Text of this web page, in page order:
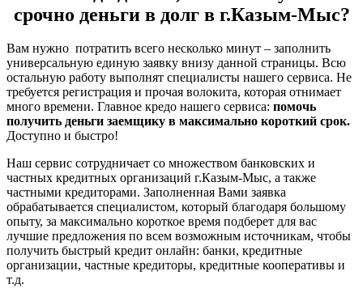
срочно деньги в долг в г.Казым-Мыс?
Вам нужно потратить всего несколько минут – заполнить
универсальную единую заявку внизу данной страницы. Всю
остальную работу выполнят специалисты нашего сервиса. Не
требуется регистрация и прочая волокита, которая отнимает
много времени. Главное кредо нашего сервиса: помочь
получить деньги заемщику в максимально короткий срок.
Доступно и быстро!
Наш сервис сотрудничает со множеством банковских и
частных кредитных организаций г.Казым-Мыс, а также
частными кредиторами. Заполненная Вами заявка
обрабатывается специалистом, который благодаря большому
опыту, за максимально короткое время подберет для вас
лучшие предложения по всем возможным источникам, чтобы
получить быстрый кредит онлайн: банки, кредитные
организации, частные кредиторы, кредитные кооперативы и
т.д.